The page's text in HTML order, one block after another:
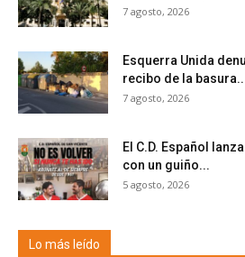
7 agosto, 2026
Esquerra Unida
recibo de la
7 agosto, 2026
El C.D. Español
con un guiño...
5 agosto, 2026
Lo más leído